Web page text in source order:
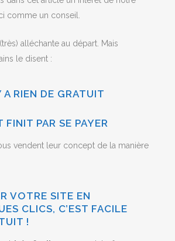
comme un conseil.
(très) alléchante au départ. Mais
le disent :
A RIEN DE GRATUIT
FINIT PAR SE PAYER
vendent leur concept de la manière
VOTRE SITE EN
CLICS, C’EST FACILE
!